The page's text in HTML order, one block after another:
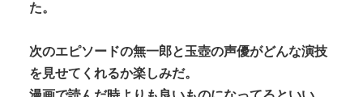
た。
次のエピソードの無一郎と玉壺の声優がどんな演技
を見せてくれるか楽しみだ。